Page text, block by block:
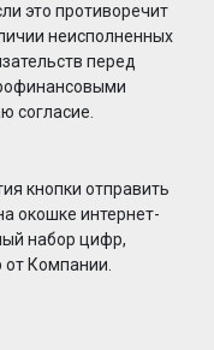
это противоречит
неисполненных
перед
согласие.
кнопки отправить
окошке интернет-
набор цифр,
Компании.